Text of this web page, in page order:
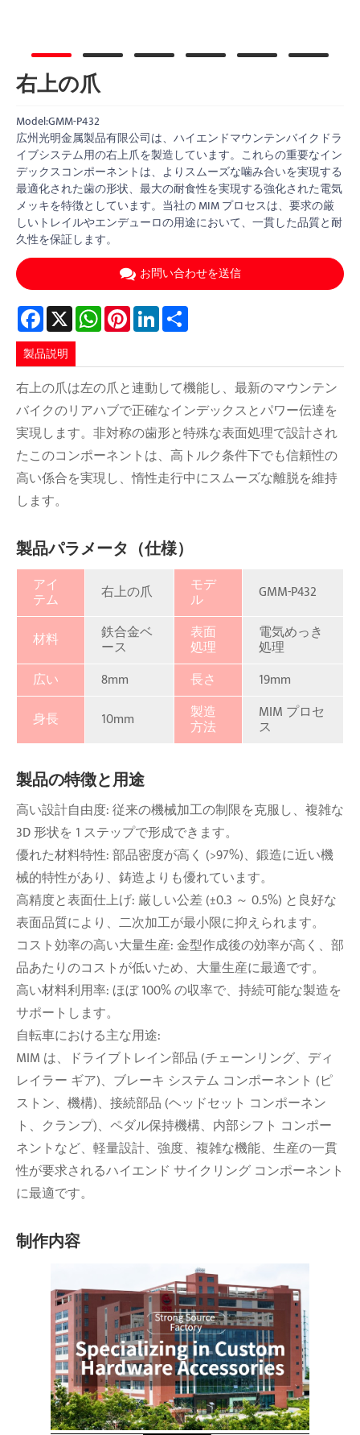
右上の爪
Model:GMM-P432
広州光明金属製品有限公司は、ハイエンドマウンテンバイクドラ
イブシステム用の右上爪を製造しています。これらの重要なイン
デックスコンポーネントは、よりスムーズな噛み合いを実現する
最適化された歯の形状、最大の耐食性を実現する強化された電気
メッキを特徴としています。当社の MIM プロセスは、要求の厳
しいトレイルやエンデューロの用途において、一貫した品質と耐
久性を保証します。
お問い合わせを送信
Facebook
X WhatsAppPinterestLinkedIn
製品説明
右上の爪は左の爪と連動して機能し、最新のマウンテン
バイクのリアハブで正確なインデックスとパワー伝達を
実現します。非対称の歯形と特殊な表面処理で設計され
たこのコンポーネントは、高トルク条件下でも信頼性の
高い係合を実現し、惰性走行中にスムーズな離脱を維持
します。
製品パラメータ（仕様）
アイ
テム 右上の爪 モデ
ル GMM-P432
材料 鉄合金ベ
ース
表面
処理
電気めっき
処理
広い
8mm 長さ
19mm
身長
10mm 製造
方法
MIM プロセ
ス
製品の特徴と用途
高い設計自由度: 従来の機械加工の制限を克服し、複雑な
3D 形状を 1 ステップで形成できます。
優れた材料特性: 部品密度が高く (>97%)、鍛造に近い機
械的特性があり、鋳造よりも優れています。
高精度と表面仕上げ: 厳しい公差 (±0.3 ～ 0.5%) と良好な
表面品質により、二次加工が最小限に抑えられます。
コスト効率の高い大量生産: 金型作成後の効率が高く、部
品あたりのコストが低いため、大量生産に最適です。
高い材料利用率: ほぼ 100% の収率で、持続可能な製造を
サポートします。
自転車における主な用途:
MIM は、ドライブトレイン部品 (チェーンリング、ディ
レイラー ギア)、ブレーキ システム コンポーネント (ピ
ストン、機構)、接続部品 (ヘッドセット コンポーネン
ト、クランプ)、ペダル保持機構、内部シフト コンポー
ネントなど、軽量設計、強度、複雑な機能、生産の一貫
性が要求されるハイエンド サイクリング コンポーネント
に最適です。
制作内容